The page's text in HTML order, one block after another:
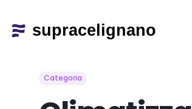
Categoria